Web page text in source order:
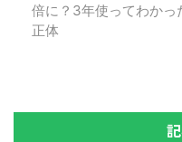
倍に？3年使ってわかっ
正体